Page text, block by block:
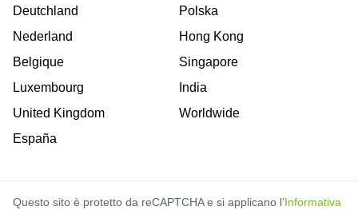
Deutchland
Nederland
Belgique
Luxembourg
United Kingdom
España
Polska
Hong Kong
Singapore
India
Worldwide
Questo sito è protetto da reCAPTCHA e si applicano l’Informativa